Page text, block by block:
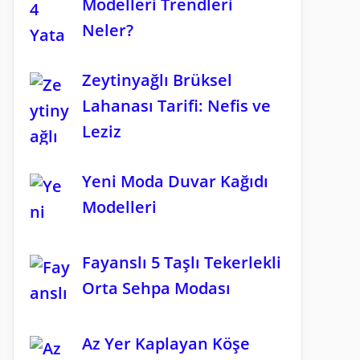
Neler?
Zeytinyağlı Brüksel
Lahanası Tarifi: Nefis ve
Leziz
Yeni Moda Duvar Kağıdı
Modelleri
Fayanslı 5 Taşlı Tekerlekli
Orta Sehpa Modası
Az Yer Kaplayan Köşe